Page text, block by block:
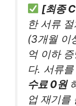
[최종
한 서류
(3개월 이
억 이하
다. 서류
수료 0원
업 재기를